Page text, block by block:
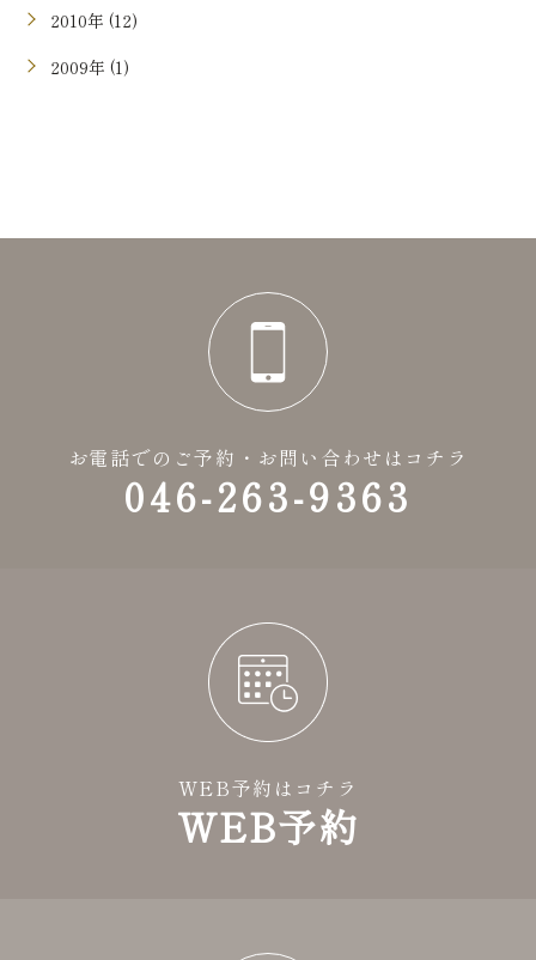
2010年 (12)
2009年 (1)
お電話でのご予約・お問い合わせはコチラ
046-263-9363
WEB予約はコチラ
WEB予約